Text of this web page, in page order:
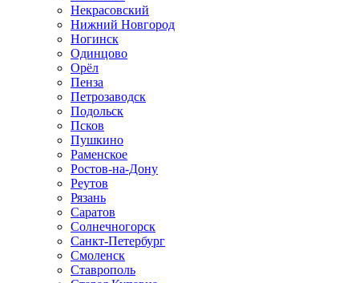
Некрасовский
Нижний Новгород
Ногинск
Одинцово
Орёл
Пенза
Петрозаводск
Подольск
Псков
Пушкино
Раменское
Ростов-на-Дону
Реутов
Рязань
Саратов
Солнечногорск
Санкт-Петербург
Смоленск
Ставрополь